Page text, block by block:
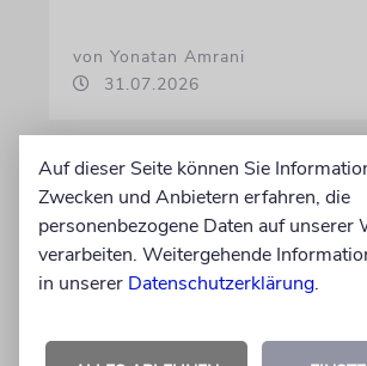
von Yonatan Amrani
31.07.2026
Auf dieser Seite können Sie
Zwecken und Anbietern erfahren, die
personenbezogene Daten auf unserer
verarbeiten. Weitergehende
in unserer Datenschutzerklärung.